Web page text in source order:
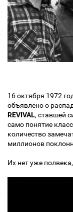
16 октября 1972
объявлено о
REVIVAL, ставшей
само понятие
количество
миллионов
Их нет уже